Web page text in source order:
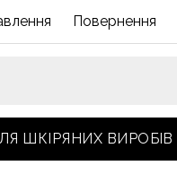
Повернення
ШКІРЯНИХ ВИРОБІВ